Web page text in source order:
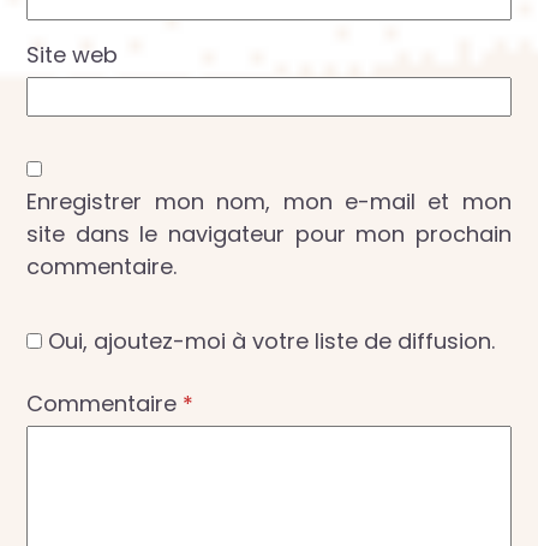
Site web
Enregistrer mon nom, mon e-mail et mon
site dans le navigateur pour mon prochain
commentaire.
Oui, ajoutez-moi à votre liste de diffusion.
Commentaire *